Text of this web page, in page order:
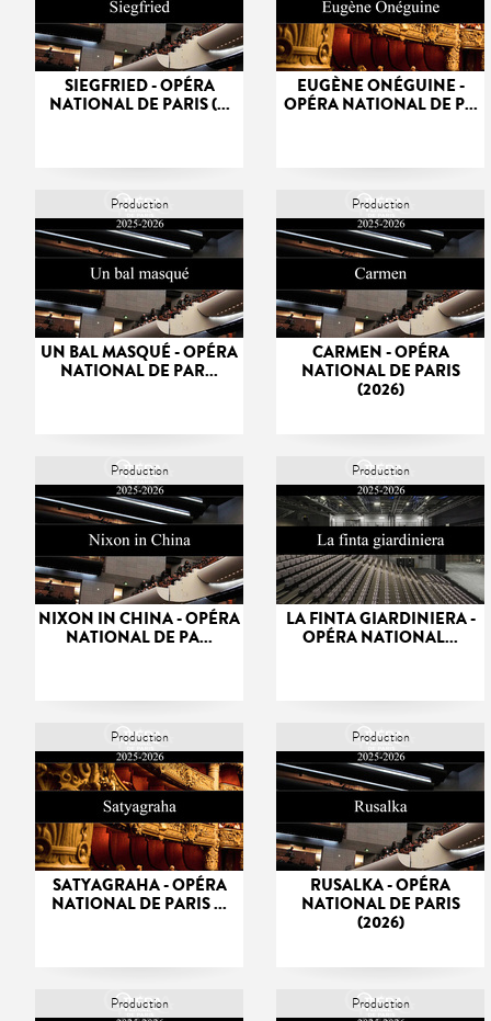
SIEGFRIED - OPÉRA
NATIONAL DE PARIS (...
EUGÈNE ONÉGUINE -
OPÉRA NATIONAL DE P...
Production
UN BAL MASQUÉ - OPÉRA
NATIONAL DE PAR...
Production
CARMEN - OPÉRA
NATIONAL DE PARIS
(2026)
Production
NIXON IN CHINA - OPÉRA
NATIONAL DE PA...
Production
LA FINTA GIARDINIERA -
OPÉRA NATIONAL...
Production
SATYAGRAHA - OPÉRA
NATIONAL DE PARIS ...
Production
RUSALKA - OPÉRA
NATIONAL DE PARIS
(2026)
Production Production